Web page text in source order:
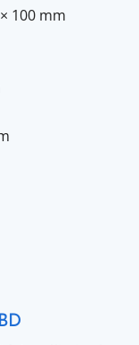
100 mm